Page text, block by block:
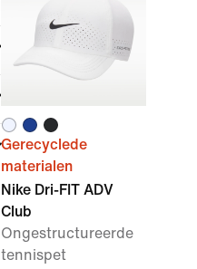
Gerecyclede
materialen
Nike Dri-FIT ADV
Club
Ongestructureerde
tennispet